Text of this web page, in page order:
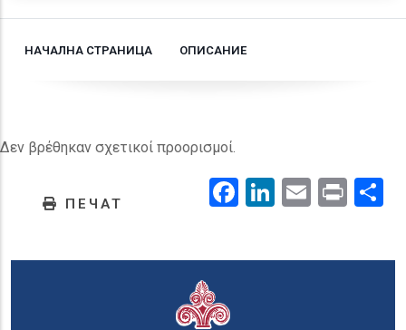
НАЧАЛНА СТРАНИЦА ОПИСАНИЕ
Δεν βρέθηκαν σχετικοί προορισμοί.
ПЕЧАТ Facebook
LinkedIn
EmailPrint